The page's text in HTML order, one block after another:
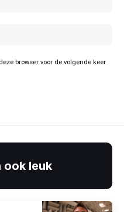
browser voor de volgende keer
ook leuk